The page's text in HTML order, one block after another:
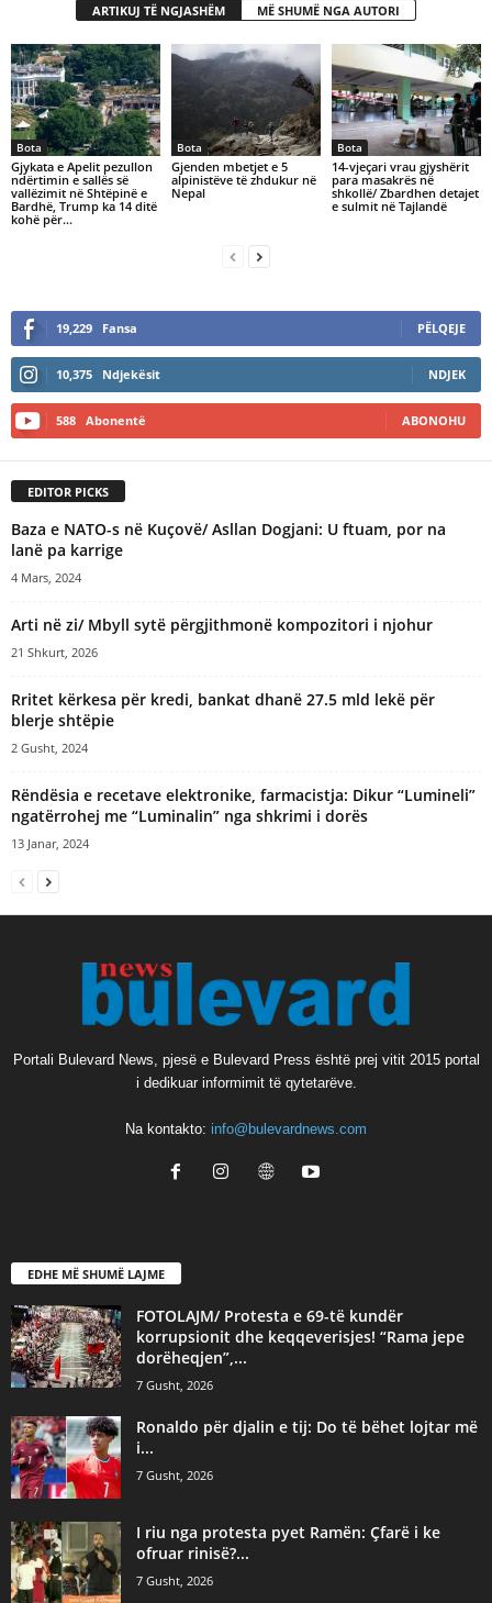
ARTIKUJ TË NGJASHËM MË SHUMË NGA AUTORI
Bota
Gjykata e Apelit pezullon
ndërtimin e sallës së
vallëzimit në Shtëpinë e
Bardhë, Trump ka 14 ditë
kohë për…
Bota
Gjenden mbetjet e 5
alpinistëve të zhdukur në
Nepal
Bota
14-vjeçari vrau gjyshërit
para masakrës në
shkollë/ Zbardhen detajet
e sulmit në Tajlandë
19,229 Fansa PËLQEJE
10,375 Ndjekësit NDJEK
588 Abonentë ABONOHU
EDITOR PICKS
Baza e NATO-s në Kuçovë/ Asllan Dogjani: U ftuam, por na
lanë pa karrige
4 Mars, 2024
Arti në zi/ Mbyll sytë përgjithmonë kompozitori i njohur
21 Shkurt, 2026
Rritet kërkesa për kredi, bankat dhanë 27.5 mld lekë për
blerje shtëpie
2 Gusht, 2024
Rëndësia e recetave elektronike, farmacistja: Dikur “Lumineli”
ngatërrohej me “Luminalin” nga shkrimi i dorës
13 Janar, 2024
Portali Bulevard News, pjesë e Bulevard Press është prej vitit 2015 portal
i dedikuar informimit të qytetarëve.
Na kontakto: info@bulevardnews.com
EDHE MË SHUMË LAJME
FOTOLAJM/ Protesta e 69-të kundër
korrupsionit dhe keqqeverisjes! “Rama jepe
dorëheqjen”,...
7 Gusht, 2026
Ronaldo për djalin e tij: Do të bëhet lojtar më
i...
7 Gusht, 2026
I riu nga protesta pyet Ramën: Çfarë i ke
ofruar rinisë?...
7 Gusht, 2026